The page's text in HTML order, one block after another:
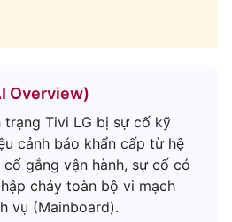
Overview)
trạng Tivi LG bị sự cố kỹ
cảnh báo khẩn cấp từ hệ
gắng vận hành, sự cố có
cháy toàn bộ vi mạch
vụ (Mainboard).